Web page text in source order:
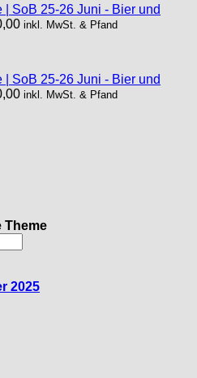
Juni - Bier und
inkl. MwSt. & Pfand
Juni - Bier und
inkl. MwSt. & Pfand
Theme
2025